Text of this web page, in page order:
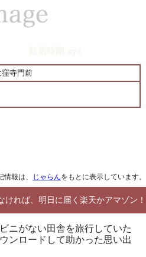
寺門前
報は、 じゃらんをもとに表示しています。
れば、明日に届く楽天かアマゾン！
ニがない田舎を旅行していた
ンロードして助かった思い出